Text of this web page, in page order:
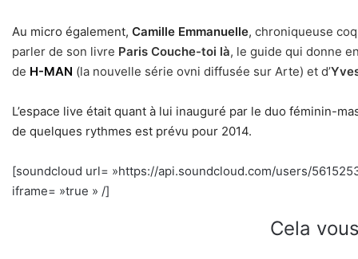
Au micro également, Camille Emmanuelle, chroniqueuse
parler de son livre Paris Couche-toi là, le guide qui donne
de H-MAN (la nouvelle série ovni diffusée sur Arte) et d’
L’espace live était quant à lui inauguré par le duo féminin-
de quelques rythmes est prévu pour 2014.
[soundcloud url= »https://api.soundcloud.com/users/
iframe= »true » /]
Cela